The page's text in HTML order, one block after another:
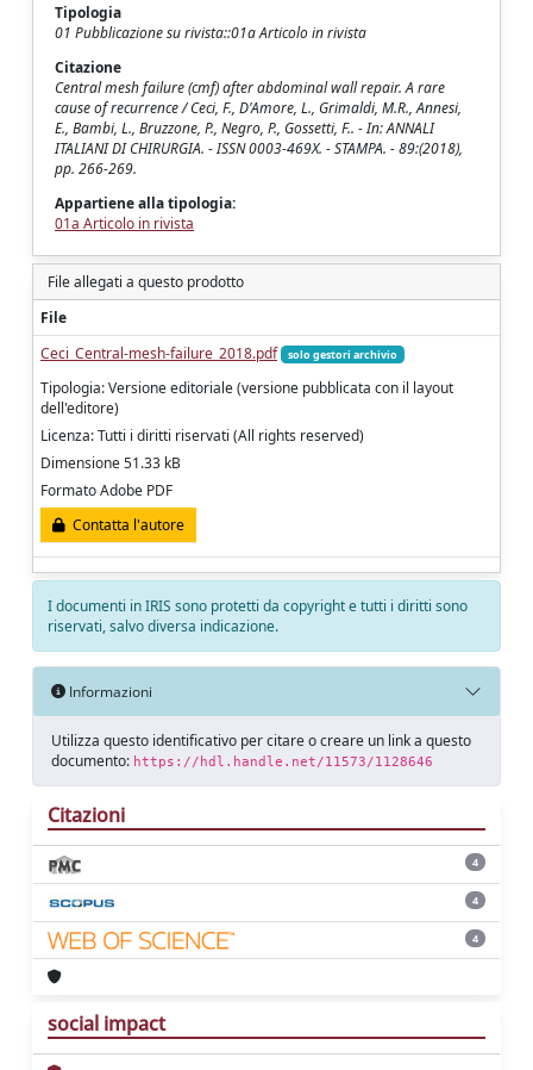
Tipologia
01 Pubblicazione su rivista::01a Articolo in rivista
Citazione
Central mesh failure (cmf) after abdominal wall repair. A rare
cause of recurrence / Ceci, F., D'Amore, L., Grimaldi, M.R., Annesi,
E., Bambi, L., Bruzzone, P., Negro, P., Gossetti, F.. - In: ANNALI
ITALIANI DI CHIRURGIA. - ISSN 0003-469X. - STAMPA. - 89:(2018),
pp. 266-269.
Appartiene alla tipologia:
01a Articolo in rivista
File allegati a questo prodotto
File
Ceci_Central-mesh-failure_2018.pdf
solo gestori archivio
Tipologia: Versione editoriale (versione pubblicata con il layout
dell'editore)
Licenza: Tutti i diritti riservati (All rights reserved)
Dimensione 51.33 kB
Formato Adobe PDF
Contatta l'autore
I documenti in IRIS sono protetti da copyright e tutti i diritti sono
riservati, salvo diversa indicazione.
Informazioni
Utilizza questo identificativo per citare o creare un link a questo
documento: https://hdl.handle.net/11573/1128646
Citazioni
4
4
4
social impact